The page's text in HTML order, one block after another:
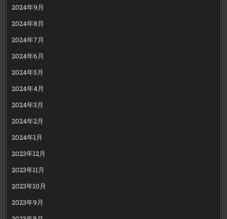
2024年9月
2024年8月
2024年7月
2024年6月
2024年5月
2024年4月
2024年3月
2024年2月
2024年1月
2023年12月
2023年11月
2023年10月
2023年9月